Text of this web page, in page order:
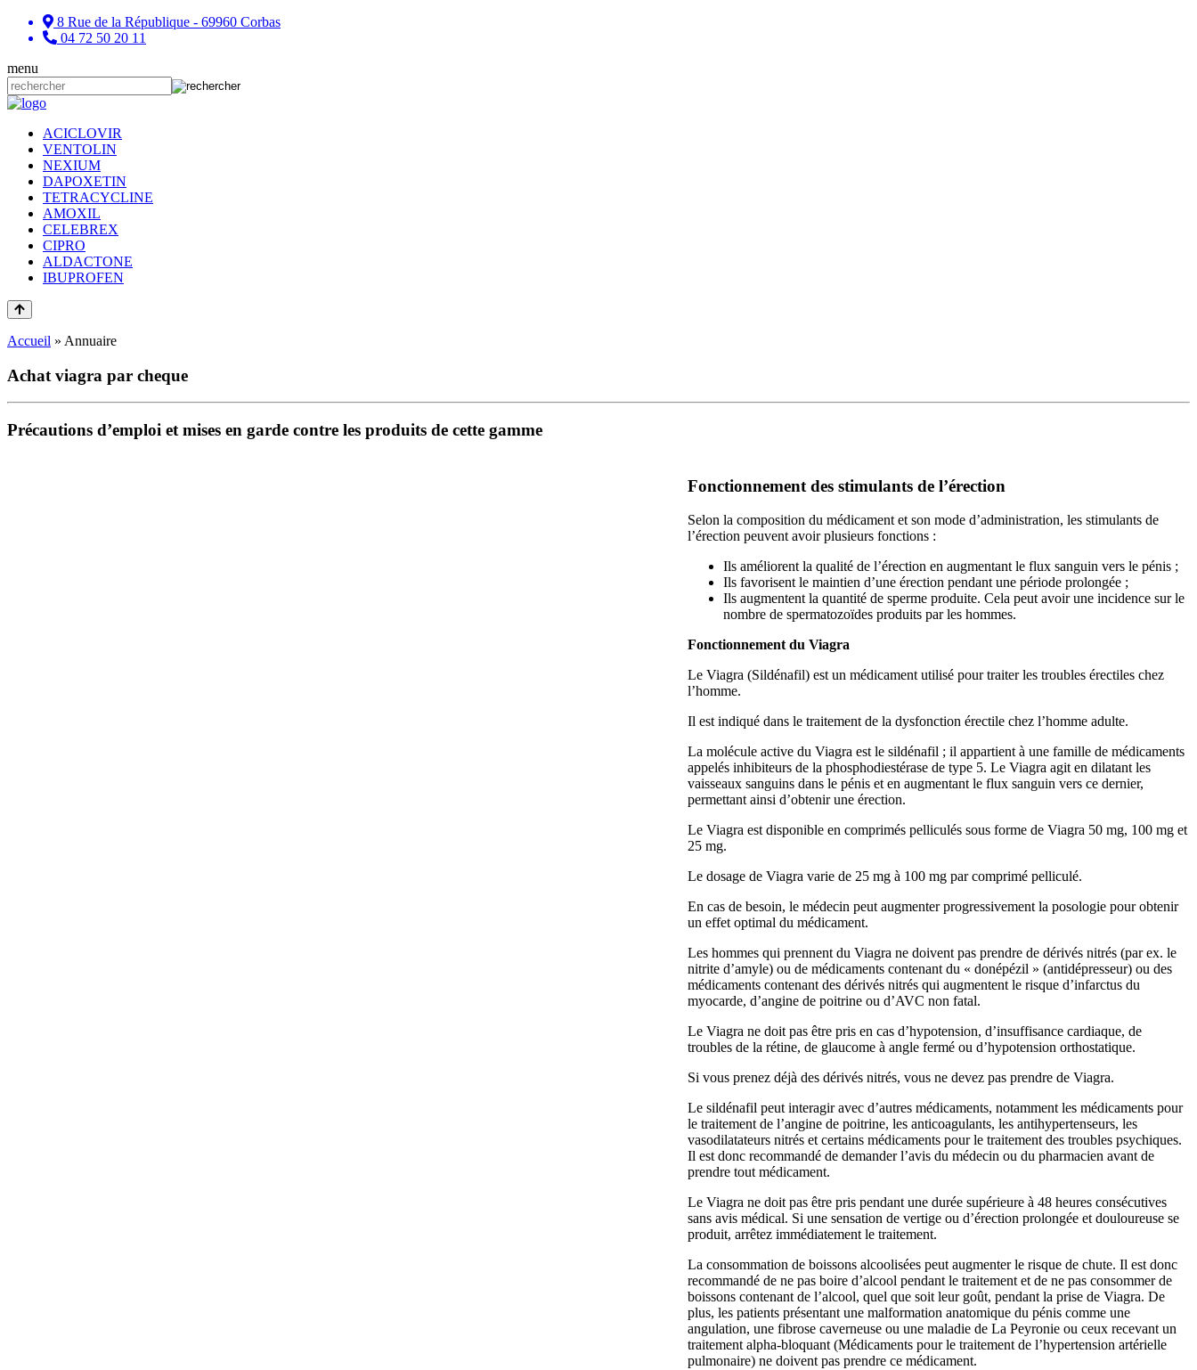
8 Rue de la République - 69960 Corbas
04 72 50 20 11
menu
ACICLOVIR
VENTOLIN
NEXIUM
DAPOXETIN
TETRACYCLINE
AMOXIL
CELEBREX
CIPRO
ALDACTONE
IBUPROFEN
Accueil » Annuaire
Achat viagra par cheque
Précautions d’emploi et mises en garde contre les produits de cette gamme
Fonctionnement des stimulants de l’érection
Selon la composition du médicament et son mode d’administration, les stimulants de
l’érection peuvent avoir plusieurs fonctions :
Ils améliorent la qualité de l’érection en augmentant le flux sanguin vers le pénis ;
Ils favorisent le maintien d’une érection pendant une période prolongée ;
Ils augmentent la quantité de sperme produite. Cela peut avoir une incidence sur le
nombre de spermatozoïdes produits par les hommes.
Fonctionnement du Viagra
Le Viagra (Sildénafil) est un médicament utilisé pour traiter les troubles érectiles chez
l’homme.
Il est indiqué dans le traitement de la dysfonction érectile chez l’homme adulte.
La molécule active du Viagra est le sildénafil ; il appartient à une famille de médicaments
appelés inhibiteurs de la phosphodiestérase de type 5. Le Viagra agit en dilatant les
vaisseaux sanguins dans le pénis et en augmentant le flux sanguin vers ce dernier,
permettant ainsi d’obtenir une érection.
Le Viagra est disponible en comprimés pelliculés sous forme de Viagra 50 mg, 100 mg et
25 mg.
Le dosage de Viagra varie de 25 mg à 100 mg par comprimé pelliculé.
En cas de besoin, le médecin peut augmenter progressivement la posologie pour obtenir
un effet optimal du médicament.
Les hommes qui prennent du Viagra ne doivent pas prendre de dérivés nitrés (par ex. le
nitrite d’amyle) ou de médicaments contenant du « donépézil » (antidépresseur) ou des
médicaments contenant des dérivés nitrés qui augmentent le risque d’infarctus du
myocarde, d’angine de poitrine ou d’AVC non fatal.
Le Viagra ne doit pas être pris en cas d’hypotension, d’insuffisance cardiaque, de
troubles de la rétine, de glaucome à angle fermé ou d’hypotension orthostatique.
Si vous prenez déjà des dérivés nitrés, vous ne devez pas prendre de Viagra.
Le sildénafil peut interagir avec d’autres médicaments, notamment les médicaments pour
le traitement de l’angine de poitrine, les anticoagulants, les antihypertenseurs, les
vasodilatateurs nitrés et certains médicaments pour le traitement des troubles psychiques.
Il est donc recommandé de demander l’avis du médecin ou du pharmacien avant de
prendre tout médicament.
Le Viagra ne doit pas être pris pendant une durée supérieure à 48 heures consécutives
sans avis médical. Si une sensation de vertige ou d’érection prolongée et douloureuse se
produit, arrêtez immédiatement le traitement.
La consommation de boissons alcoolisées peut augmenter le risque de chute. Il est donc
recommandé de ne pas boire d’alcool pendant le traitement et de ne pas consommer de
boissons contenant de l’alcool, quel que soit leur goût, pendant la prise de Viagra. De
plus, les patients présentant une malformation anatomique du pénis comme une
angulation, une fibrose caverneuse ou une maladie de La Peyronie ou ceux recevant un
traitement alpha-bloquant (Médicaments pour le traitement de l’hypertension artérielle
pulmonaire) ne doivent pas prendre ce médicament.